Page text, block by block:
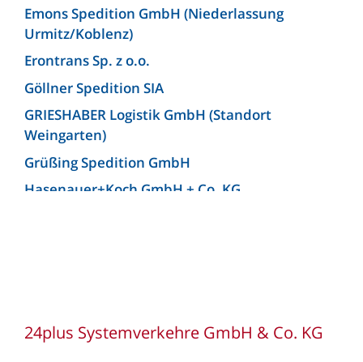
Emons Spedition GmbH (Niederlassung
Urmitz/Koblenz)
Erontrans Sp. z o.o.
Göllner Spedition SIA
GRIESHABER Logistik GmbH (Standort
Weingarten)
Grüßing Spedition GmbH
Hasenauer+Koch GmbH + Co. KG
Kunzendorf Spedition GmbH
24plus Systemverkehre GmbH & Co. KG